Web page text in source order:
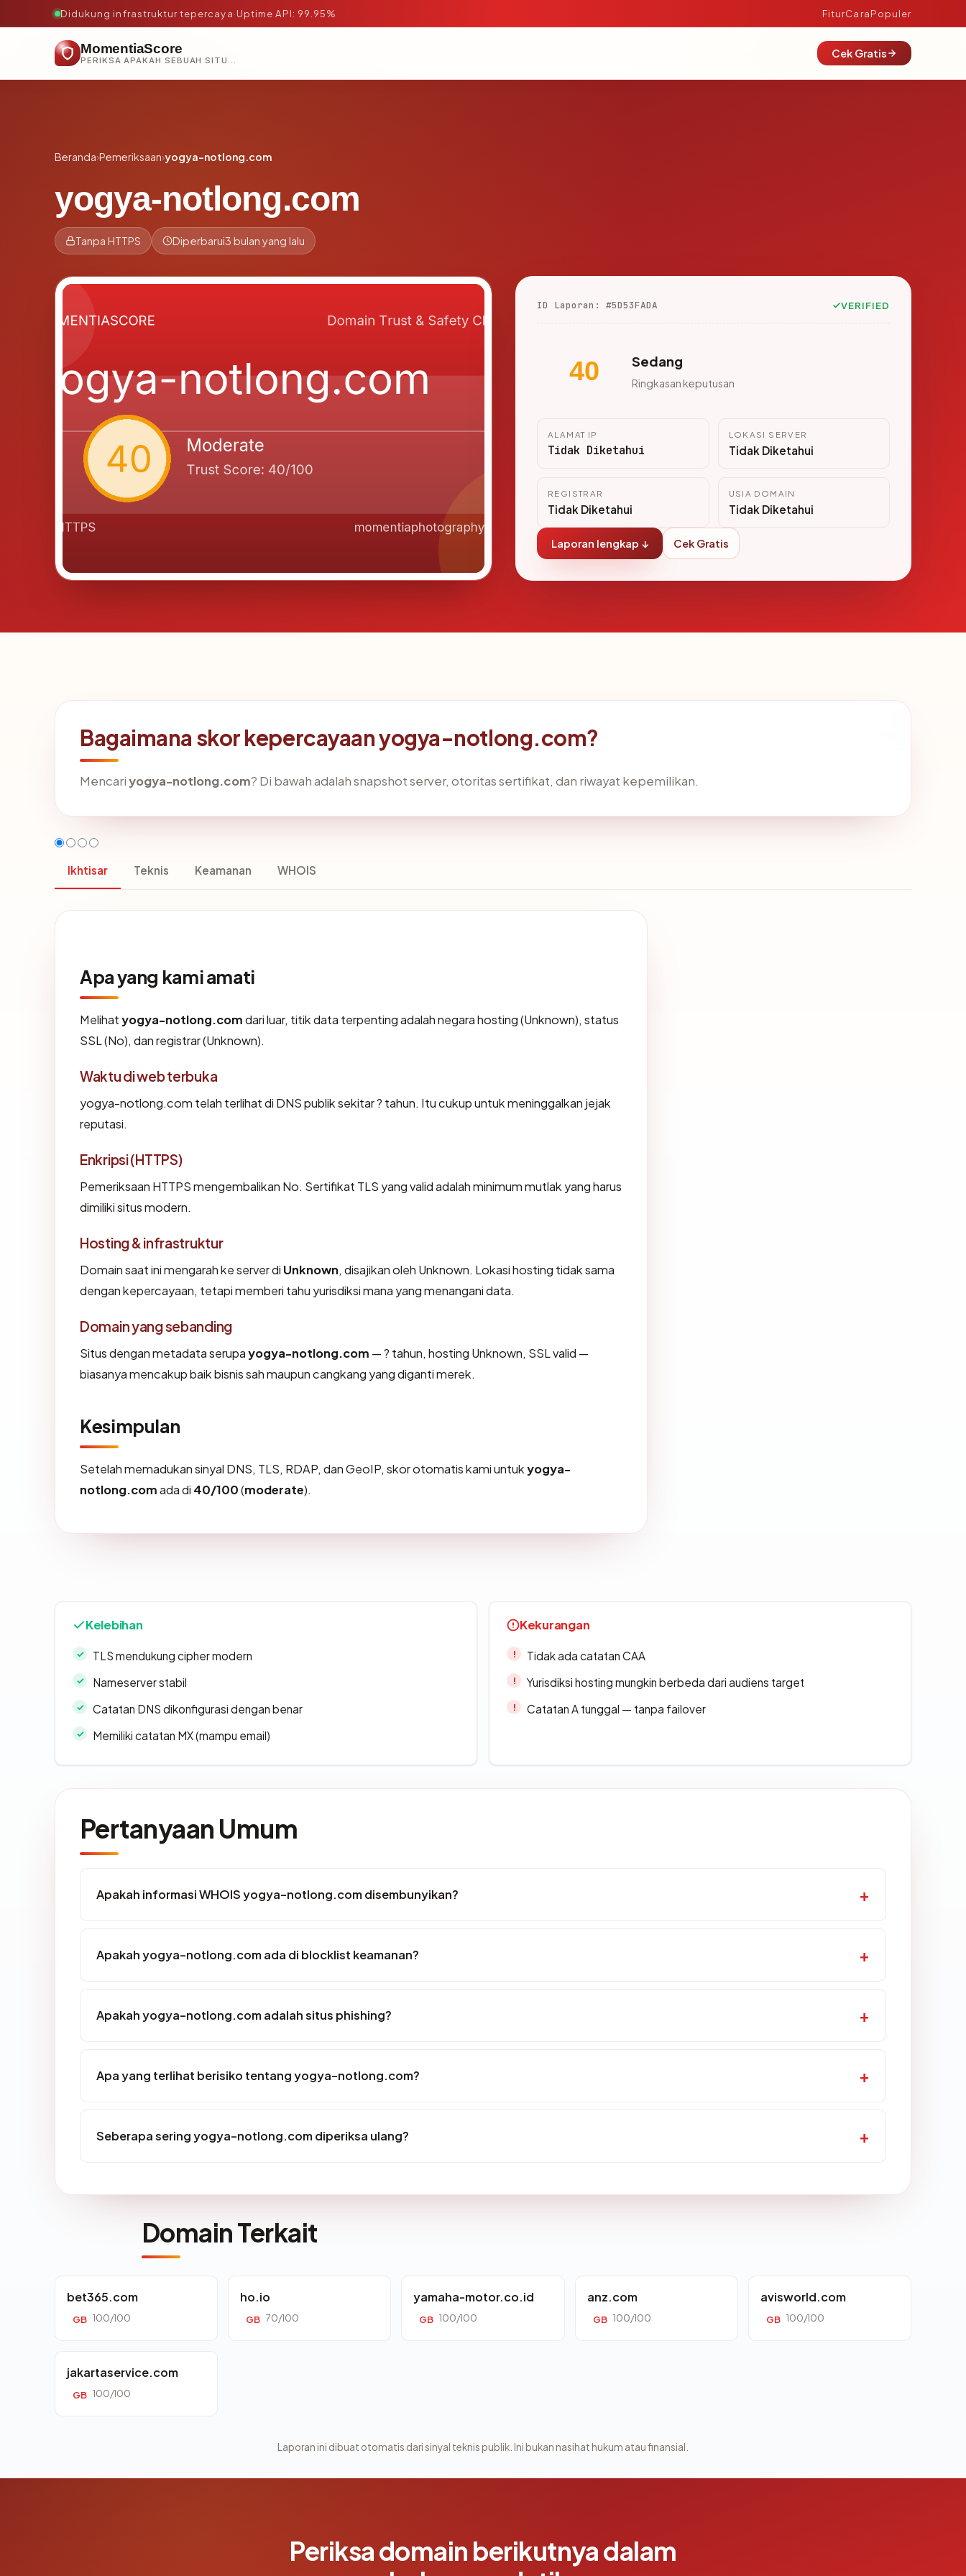
Didukung infrastruktur tepercaya·Uptime API: 99.95% FiturCaraPopuler
MomentiaScore
PERIKSA APAKAH SEBUAH SITUS AMAN, TEPERCAYA, DAN TERVERIFIKASI DALAM HITUNGAN DETIK.
Cek Gratis
Beranda›Pemeriksaan›yogya-notlong.com
yogya-notlong.com
Tanpa HTTPS Diperbarui3 bulan yang lalu
ID Laporan: #5D53FADA VERIFIED
40 Sedang
Ringkasan keputusan
ALAMAT IP
Tidak Diketahui
LOKASI SERVER
Tidak Diketahui
REGISTRAR
Tidak Diketahui
USIA DOMAIN
Tidak Diketahui
Laporan lengkap ↓ Cek Gratis
Bagaimana skor kepercayaan yogya-notlong.com?
Mencariyogya-notlong.com? Di bawah adalah snapshot server, otoritas sertifikat, dan riwayat kepemilikan.
Ikhtisar Teknis Keamanan WHOIS
Apa yang kami amati
Melihatyogya-notlong.comdari luar, titik data terpenting adalah negara hosting (Unknown), status
SSL (No), dan registrar (Unknown).
Waktu di web terbuka
yogya-notlong.com telah terlihat di DNS publik sekitar ? tahun. Itu cukup untuk meninggalkan jejak
reputasi.
Enkripsi (HTTPS)
Pemeriksaan HTTPS mengembalikan No. Sertifikat TLS yang valid adalah minimum mutlak yang harus
dimiliki situs modern.
Hosting & infrastruktur
Domain saat ini mengarah ke server di Unknown, disajikan oleh Unknown. Lokasi hosting tidak sama
dengan kepercayaan, tetapi memberi tahu yurisdiksi mana yang menangani data.
Domain yang sebanding
Situs dengan metadata serupayogya-notlong.com — ? tahun, hosting Unknown, SSL valid —
biasanya mencakup baik bisnis sah maupun cangkang yang diganti merek.
Kesimpulan
Setelah memadukan sinyal DNS, TLS, RDAP, dan GeoIP, skor otomatis kami untukyogya-
notlong.comada di 40/100(moderate).
Kelebihan
TLS mendukung cipher modern
Nameserver stabil
Catatan DNS dikonfigurasi dengan benar
Memiliki catatan MX (mampu email)
Kekurangan
Tidak ada catatan CAA
Yurisdiksi hosting mungkin berbeda dari audiens target
Catatan A tunggal — tanpa failover
Pertanyaan Umum
Apakah informasi WHOIS yogya-notlong.com disembunyikan?
Apakah yogya-notlong.com ada di blocklist keamanan?
Apakah yogya-notlong.com adalah situs phishing?
Apa yang terlihat berisiko tentang yogya-notlong.com?
Seberapa sering yogya-notlong.com diperiksa ulang?
Domain Terkait
bet365.com
GB 100/100
ho.io
GB 70/100
yamaha-motor.co.id
GB 100/100
anz.com
GB 100/100
avisworld.com
GB 100/100
jakartaservice.com
GB 100/100
Laporan ini dibuat otomatis dari sinyal teknis publik. Ini bukan nasihat hukum atau finansial.
Periksa domain berikutnya dalam